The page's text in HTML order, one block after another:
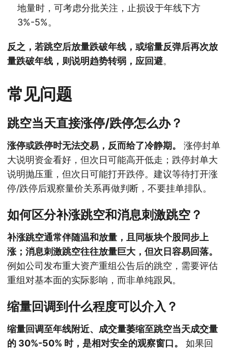
地量时，可考虑分批关注，止损设于年线下方
3%-5%。
反之，若跳空后放量跌破年线，或缩量反弹后再次放
量跌破年线，则说明趋势转弱，应回避。
常见问题
跳空当天直接涨停/跌停怎么办？
涨停或跌停时无法交易，反而给了冷静期。
涨停封单
大说明资金看好，但次日可能高开低走；跌停封单大
说明抛压重，但次日可能打开跌停。建议等待打开涨
停/跌停后观察量价关系再做判断，不要挂单排队。
如何区分补涨跳空和消息刺激跳空？
补涨跳空通常伴随温和放量，且同板块个股同步上
涨；消息刺激跳空往往放量巨大，但次日容易回落。
例如公司发布重大资产重组公告后的跳空，需要评估
重组对基本面的实际影响，而非单纯跟风。
缩量回调到什么程度可以介入？
缩量回调至年线附近、成交量萎缩至跳空当天成交量
的 30%-50% 时，是相对安全的观察窗口。
如果回